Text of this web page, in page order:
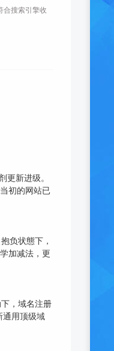
合搜索引擎收
更新进级。
初的网站已
负状態下，
加减法，更
，域名注册
通用顶级域